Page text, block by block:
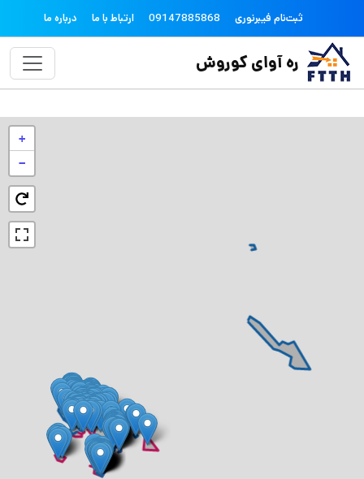
رفتن به محتوای اصلی topheader
درباره ما ارتباط با ما 09147885868 ثبت‌نام فیبرنوری
ره آوای کوروش
+
−